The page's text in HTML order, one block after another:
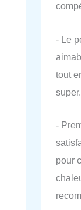
- Le
tout
super.
-
pour